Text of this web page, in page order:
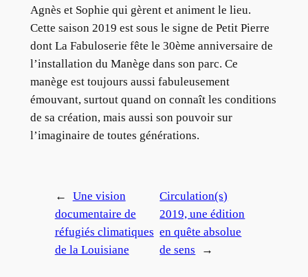
Agnès et Sophie qui gèrent et animent le lieu.
Cette saison 2019 est sous le signe de Petit Pierre
dont La Fabuloserie fête le 30ème anniversaire de
l’installation du Manège dans son parc. Ce
manège est toujours aussi fabuleusement
émouvant, surtout quand on connaît les conditions
de sa création, mais aussi son pouvoir sur
l’imaginaire de toutes générations.
←
Une vision
documentaire de
réfugiés climatiques
de la Louisiane
Circulation(s)
2019, une édition
en quête absolue
de sens
→